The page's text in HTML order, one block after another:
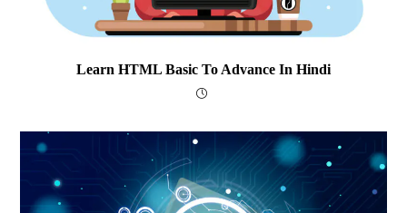
Learn HTML Basic To Advance In Hindi